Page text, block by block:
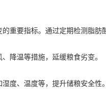
要指标。通过定期检测脂肪
温等措施，延缓粮食劣变。
、温度等，提升储粮安全性。